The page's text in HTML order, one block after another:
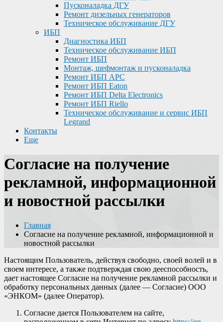
Пусконаладка ДГУ
Ремонт дизельных генераторов
Техническое обслуживание ДГУ
ИБП
Диагностика ИБП
Техническое обслуживание ИБП
Ремонт ИБП
Монтаж, шефмонтаж и пусконаладка
Ремонт ИБП APC
Ремонт ИБП Eaton
Ремонт ИБП Delta Electronics
Ремонт ИБП Riello
Техническое обслуживание и сервис ИБП
Legrand
Контакты
Еще
Согласие на получение
рекламной, информационной
и новостной рассылки
Главная
Согласие на получение рекламной, информационной и
новостной рассылки
Настоящим Пользователь, действуя свободно, своей волей и в
своем интересе, а также подтверждая свою дееспособность,
дает настоящее Согласие на получение рекламной рассылки и
обработку персональных данных (далее — Согласие) ООО
«ЭНКОМ» (далее Оператор).
Согласие дается Пользователем на сайте,